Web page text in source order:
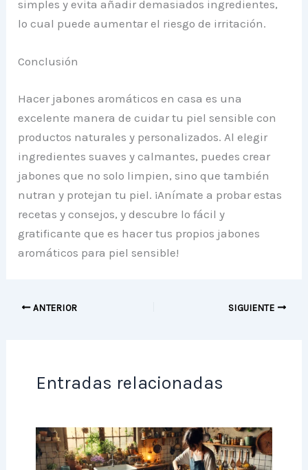
simples y evita añadir demasiados ingredientes,
lo cual puede aumentar el riesgo de irritación.
Conclusión
Hacer jabones aromáticos en casa es una
excelente manera de cuidar tu piel sensible con
productos naturales y personalizados. Al elegir
ingredientes suaves y calmantes, puedes crear
jabones que no solo limpien, sino que también
nutran y protejan tu piel. ¡Anímate a probar estas
recetas y consejos, y descubre lo fácil y
gratificante que es hacer tus propios jabones
aromáticos para piel sensible!
ANTERIOR SIGUIENTE
Entradas relacionadas